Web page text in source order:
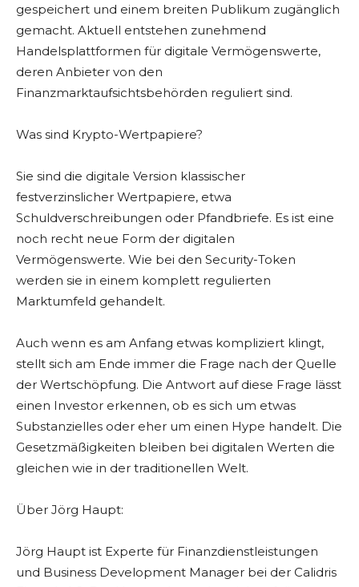
gespeichert und einem breiten Publikum zugänglich
gemacht. Aktuell entstehen zunehmend
Handelsplattformen für digitale Vermögenswerte,
deren Anbieter von den
Finanzmarktaufsichtsbehörden reguliert sind.
Was sind Krypto-Wertpapiere?
Sie sind die digitale Version klassischer
festverzinslicher Wertpapiere, etwa
Schuldverschreibungen oder Pfandbriefe. Es ist eine
noch recht neue Form der digitalen
Vermögenswerte. Wie bei den Security-Token
werden sie in einem komplett regulierten
Marktumfeld gehandelt.
Auch wenn es am Anfang etwas kompliziert klingt,
stellt sich am Ende immer die Frage nach der Quelle
der Wertschöpfung. Die Antwort auf diese Frage lässt
einen Investor erkennen, ob es sich um etwas
Substanzielles oder eher um einen Hype handelt. Die
Gesetzmäßigkeiten bleiben bei digitalen Werten die
gleichen wie in der traditionellen Welt.
Über Jörg Haupt:
Jörg Haupt ist Experte für Finanzdienstleistungen
und Business Development Manager bei der Calidris